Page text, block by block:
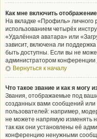
Как мне включить
На вкладке «Профиль» личного
использованием четырёх
«Удалённая аватара» или
зависит, включена ли
быть доступны. Если вы не
администратором
Вернуться к началу
Что такое звание и как я могу
Звания, отображаемые под
созданных вами сообщений
пользователей: например,
не можете напрямую изменять
так как они установлены её
конференцию ненужными